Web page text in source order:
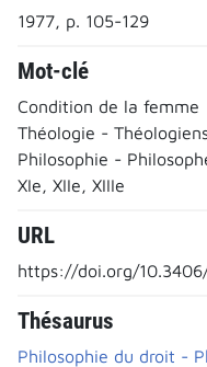
1977, p. 105-129
Mot-clé
Condition de la femme
Théologie -
Philosophie -
XIe, XIIe, XIIIe
URL
https://doi.org/
Thésaurus
Philosophie du droit -